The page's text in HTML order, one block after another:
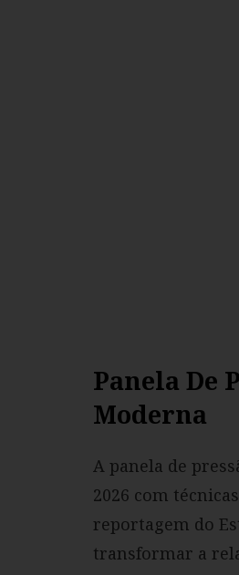
Panela De
Moderna
A panela de
2026 com
reportagem do
transformar a